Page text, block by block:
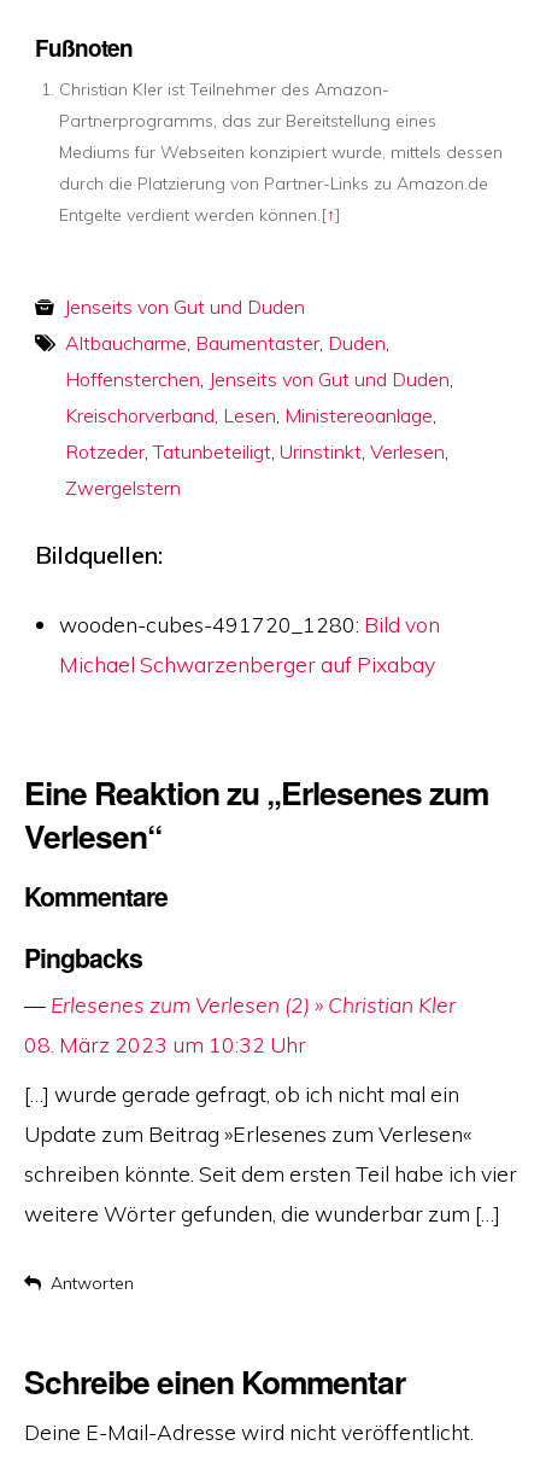
Fußnoten
Christian Kler ist Teilnehmer des Amazon-
Partnerprogramms, das zur Bereitstellung eines
Mediums für Webseiten konzipiert wurde, mittels dessen
durch die Platzierung von Partner-Links zu Amazon.de
Entgelte verdient werden können. [↑]
Jenseits von Gut und Duden
Altbaucharme Baumentaster, Duden
Hoffensterchen Jenseits von Gut und Duden
Kreischorverband Lesen Ministereoanlage
Rotzeder,Tatunbeteiligt, Urinstinkt, Verlesen
Zwergelstern
Bildquellen:
wooden-cubes-491720_1280: Bild von
Michael Schwarzenberger auf Pixabay
Eine Reaktion zu „Erlesenes zum
Verlesen“
Kommentare
Pingbacks
Erlesenes zum Verlesen (2) » Christian Kler
says:
08. März 2023 um 10:32 Uhr
[…] wurde gerade gefragt, ob ich nicht mal ein
Update zum Beitrag »Erlesenes zum Verlesen«
schreiben könnte. Seit dem ersten Teil habe ich vier
weitere Wörter gefunden, die wunderbar zum […]
Antworten
Schreibe einen Kommentar
Deine E-Mail-Adresse wird nicht veröffentlicht.